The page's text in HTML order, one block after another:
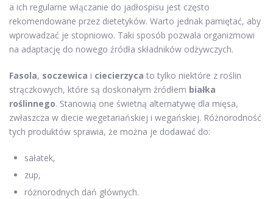
a ich regularne włączanie do jadłospisu jest często
rekomendowane przez dietetyków. Warto jednak pamiętać, aby
wprowadzać je stopniowo. Taki sposób pozwala organizmowi
na adaptację do nowego źródła składników odżywczych.
Fasola, soczewica i ciecierzyca to tylko niektóre z roślin
strączkowych, które są doskonałym źródłem białka
roślinnego. Stanowią one świetną alternatywę dla mięsa,
zwłaszcza w diecie wegetariańskiej i wegańskiej. Różnorodność
tych produktów sprawia, że można je dodawać do:
sałatek,
zup,
różnorodnych dań głównych.